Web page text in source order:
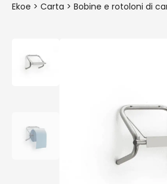
Ekoe > Carta > Bobine e rotoloni di